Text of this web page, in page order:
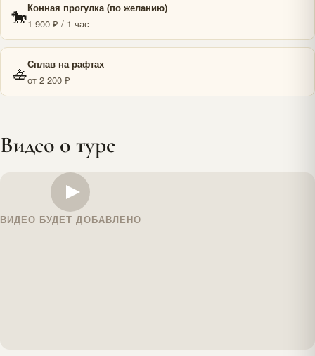
🐎Конная прогулка (по желанию)
1 900 ₽ / 1 час
🚣Сплав на рафтах
от 2 200 ₽
Видео о туре
ВИДЕО БУДЕТ ДОБАВЛЕНО